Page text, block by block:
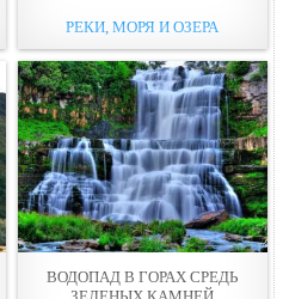
РЕКИ, МОРЯ И ОЗЕРА
ВОДОПАД В ГОРАХ СРЕДЬ